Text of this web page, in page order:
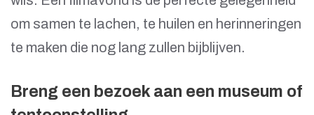
om samen te lachen, te huilen en herinneringen
te maken die nog lang zullen bijblijven.
Breng een bezoek aan een museum of